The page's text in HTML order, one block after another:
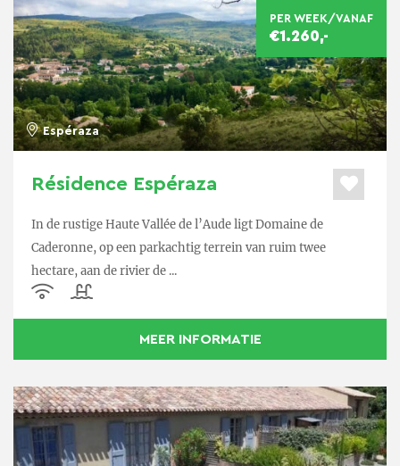
PER WEEK/VANAF
€1.260,-
Espéraza
Résidence Espéraza
In de rustige Haute Vallée de l’Aude ligt Domaine de
Caderonne, op een parkachtig terrein van ruim twee
hectare, aan de rivier de ...
MEER INFORMATIE